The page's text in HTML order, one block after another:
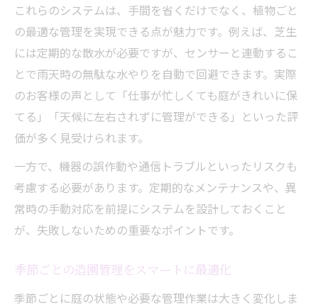
これらのシステムは、手間を省くだけでなく、植物ごと
の最適な管理を実現できる点が魅力です。例えば、芝生
には定期的な散水が必要ですが、センサーと連動するこ
とで雨天時の無駄な水やりを自動で回避できます。実際
のお客様の声として「仕事が忙しくても庭がきれいに保
てる」「天候に左右されずに管理ができる」といった評
価が多く見受けられます。
一方で、機器の誤作動や通信トラブルといったリスクも
考慮する必要があります。定期的なメンテナンスや、異
常時の手動対応を前提にシステムを設計しておくこと
が、失敗しないための重要なポイントです。
季節ごとの造園管理をスマートに最適化
季節ごとに庭の状態や必要な管理作業は大きく変化しま